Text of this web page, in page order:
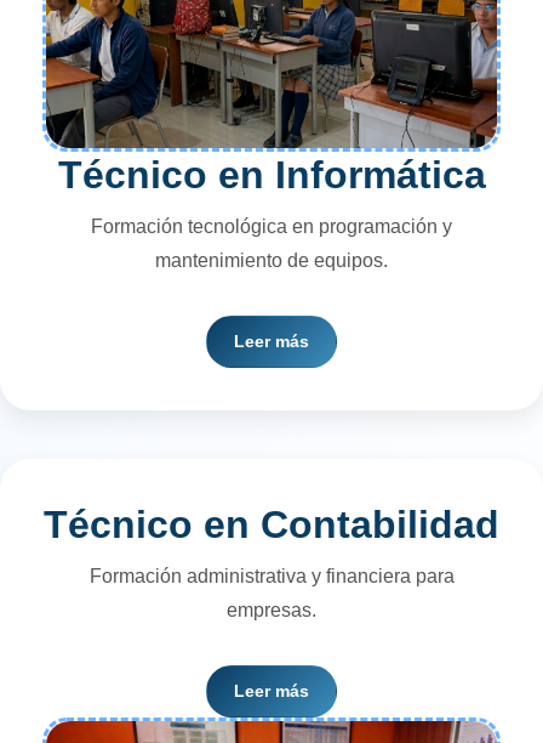
Técnico en Informática
Formación tecnológica en programación y
mantenimiento de equipos.
Los estudiantes aprenden desarrollo de software,
redes, bases de datos y soluciones tecnológicas
Leer más
Técnico en Contabilidad
Formación administrativa y financiera para
empresas.
Se fortalecen conocimientos en registros contables,
administración, facturación y gestión económica.
Leer más